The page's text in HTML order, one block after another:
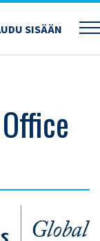
SISÄÄN